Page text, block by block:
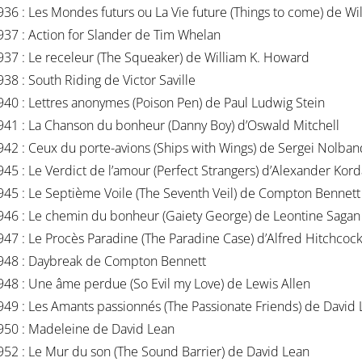
: Les Mondes futurs ou La Vie future (Things to come) de
: Action for Slander de Tim Whelan
: Le receleur (The Squeaker) de William K. Howard
: South Riding de Victor Saville
: Lettres anonymes (Poison Pen) de Paul Ludwig Stein
: La Chanson du bonheur (Danny Boy) d’Oswald Mitchell
: Ceux du porte-avions (Ships with Wings) de Sergei
: Le Verdict de l’amour (Perfect Strangers) d’Alexander
: Le Septième Voile (The Seventh Veil) de Compton Bennett
: Le chemin du bonheur (Gaiety George) de Leontine
: Le Procès Paradine (The Paradine Case) d’Alfred Hitchcock
: Daybreak de Compton Bennett
: Une âme perdue (So Evil my Love) de Lewis Allen
: Les Amants passionnés (The Passionate Friends) de David
: Madeleine de David Lean
: Le Mur du son (The Sound Barrier) de David Lean